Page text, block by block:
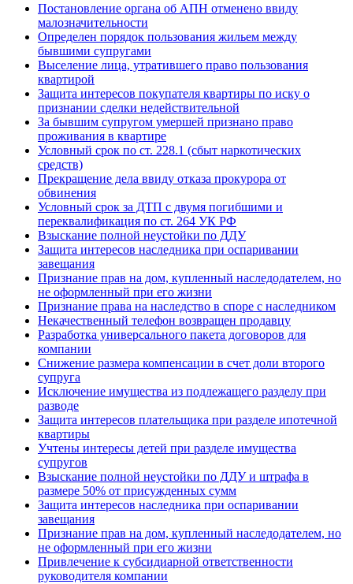
Постановление органа об АПН отменено ввиду
малозначительности
Определен порядок пользования жильем между
бывшими супругами
Выселение лица, утратившего право пользования
квартирой
Защита интересов покупателя квартиры по иску о
признании сделки недействительной
За бывшим супругом умершей признано право
проживания в квартире
Условный срок по ст. 228.1 (сбыт наркотических
средств)
Прекращение дела ввиду отказа прокурора от
обвинения
Условный срок за ДТП с двумя погибшими и
переквалификация по ст. 264 УК РФ
Взыскание полной неустойки по ДДУ
Защита интересов наследника при оспаривании
завещания
Признание прав на дом, купленный наследодателем, но
не оформленный при его жизни
Признание права на наследство в споре с наследником
Некачественный телефон возвращен продавцу
Разработка универсального пакета договоров для
компании
Снижение размера компенсации в счет доли второго
супруга
Исключение имущества из подлежащего разделу при
разводе
Защита интересов плательщика при разделе ипотечной
квартиры
Учтены интересы детей при разделе имущества
супругов
Взыскание полной неустойки по ДДУ и штрафа в
размере 50% от присужденных сумм
Защита интересов наследника при оспаривании
завещания
Признание прав на дом, купленный наследодателем, но
не оформленный при его жизни
Привлечение к субсидиарной ответственности
руководителя компании